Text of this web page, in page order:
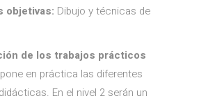
objetivas: Dibujo y técnicas de
de los trabajos prácticos
en práctica las diferentes
En el nivel 2 serán un